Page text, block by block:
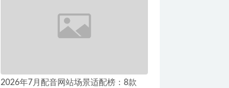
2026年7月配音网站场景适配榜：8款